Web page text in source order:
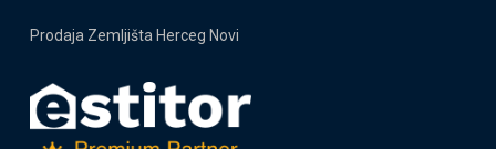
Prodaja Zemljišta Herceg Novi